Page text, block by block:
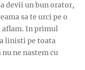
devii un bun orator,
sa te urci pe o
aflam. In primul
linisti pe toata
ne nastem cu